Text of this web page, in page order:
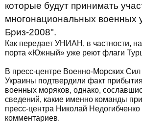
которые будут принимать
многонациональных военных
Бриз-2008".
Как передает УНИАН, в частности,
порта «Южный» уже реют флаги
В пресс-центре Военно-Морских Сил
Украины подтвердили факт
военных моряков, однако,
сведений, какие именно команды
пресс-центра Николай Недогибченко
комментариев.